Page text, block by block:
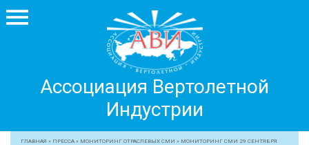
Ассоциация Вертолетной
Индустрии
Вертолетной
Индустрии
+7 499 755 99 29
ГЛАВНАЯ » ПРЕССА » МОНИТОРИНГ ОТРАСЛЕВЫХ СМИ » МОНИТОРИНГ СМИ 29 СЕНТЯБРЯ